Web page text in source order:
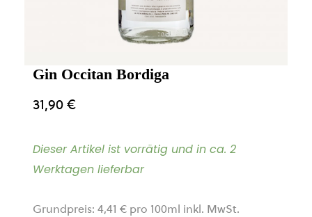
Gin Occitan Bordiga
31,90€
Dieser Artikel ist vorrätig und in ca. 2
Werktagen lieferbar
Grundpreis: 4,41 € pro 100ml inkl. MwSt.